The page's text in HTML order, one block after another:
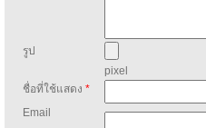
รูป
pixel
ชื่อที่ใช้แสดง *
Email